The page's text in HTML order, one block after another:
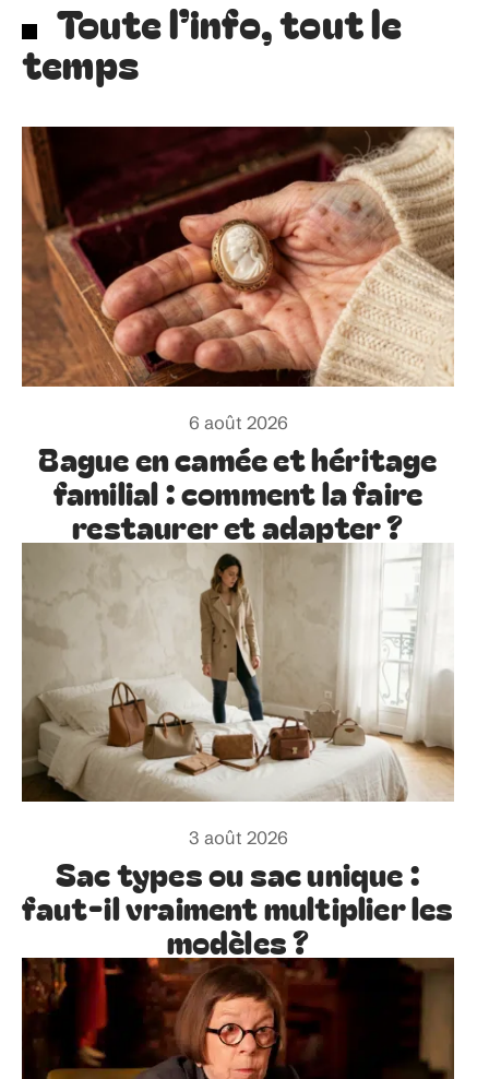
Toute l’info, tout le
temps
6 août 2026
Bague en camée et héritage
familial : comment la faire
restaurer et adapter ?
3 août 2026
Sac types ou sac unique :
faut-il vraiment multiplier les
modèles ?